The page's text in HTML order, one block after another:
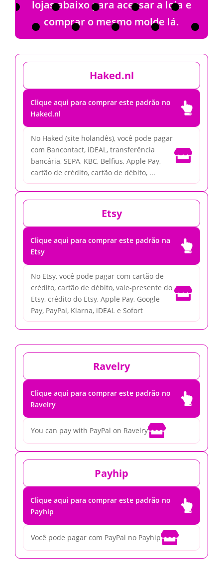
lojas abaixo para acessar a loja e
comprar o mesmo molde lá.
Haked.nl
Clique aqui para comprar este padrão no
Haked.nl

No Haked (site holandês), você pode pagar
com Bancontact, iDEAL, transferência
bancária, SEPA, KBC, Belfius, Apple Pay,
cartão de crédito, cartão de débito, ...

Etsy
Clique aqui para comprar este padrão na
Etsy

No Etsy, você pode pagar com cartão de
crédito, cartão de débito, vale-presente do
Etsy, crédito do Etsy, Apple Pay, Google
Pay, PayPal, Klarna, iDEAL e Sofort

Ravelry
Clique aqui para comprar este padrão no
Ravelry

You can pay with PayPal on Ravelry
Payhip
Clique aqui para comprar este padrão no
Payhip

Você pode pagar com PayPal no Payhip